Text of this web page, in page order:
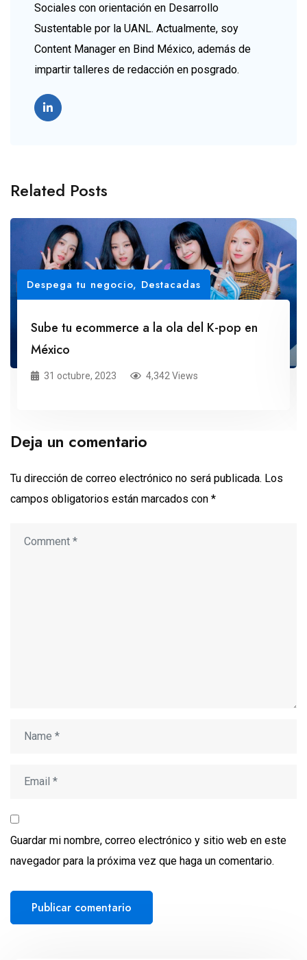
Sociales con orientación en Desarrollo
Sustentable por la UANL. Actualmente, soy
Content Manager en Bind México, además de
impartir talleres de redacción en posgrado.
Related Posts
Despega tu negocio, Destacadas
Sube tu ecommerce a la ola del K-pop en
México
31 octubre, 2023 4,342 Views
Deja un comentario
Tu dirección de correo electrónico no será publicada. Los
campos obligatorios están marcados con *
Guardar mi nombre, correo electrónico y sitio web en este
navegador para la próxima vez que haga un comentario.